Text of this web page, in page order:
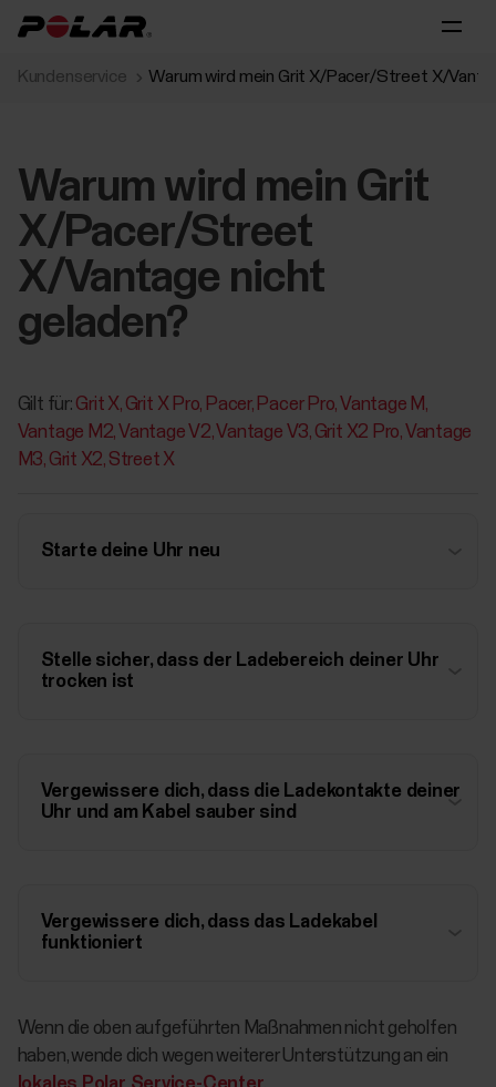
Kundenservice Warum wird mein Grit X/Pacer/Street X/
Warum wird mein Grit
X/Pacer/Street
X/Vantage nicht
geladen?
Gilt für: Grit X Grit X Pro Pacer Pacer Pro Vantage M
Vantage M2 Vantage V2 Vantage V3 Grit X2 Pro Vantage
M3 Grit X2 Street X
Starte deine Uhr neu
Stelle sicher, dass der Ladebereich deiner Uhr
trocken ist
Vergewissere dich, dass die Ladekontakte deiner
Uhr und am Kabel sauber sind
Vergewissere dich, dass das Ladekabel
funktioniert
Wenn die oben aufgeführten Maßnahmen nicht geholfen
haben, wende dich wegen weiterer Unterstützung an ein